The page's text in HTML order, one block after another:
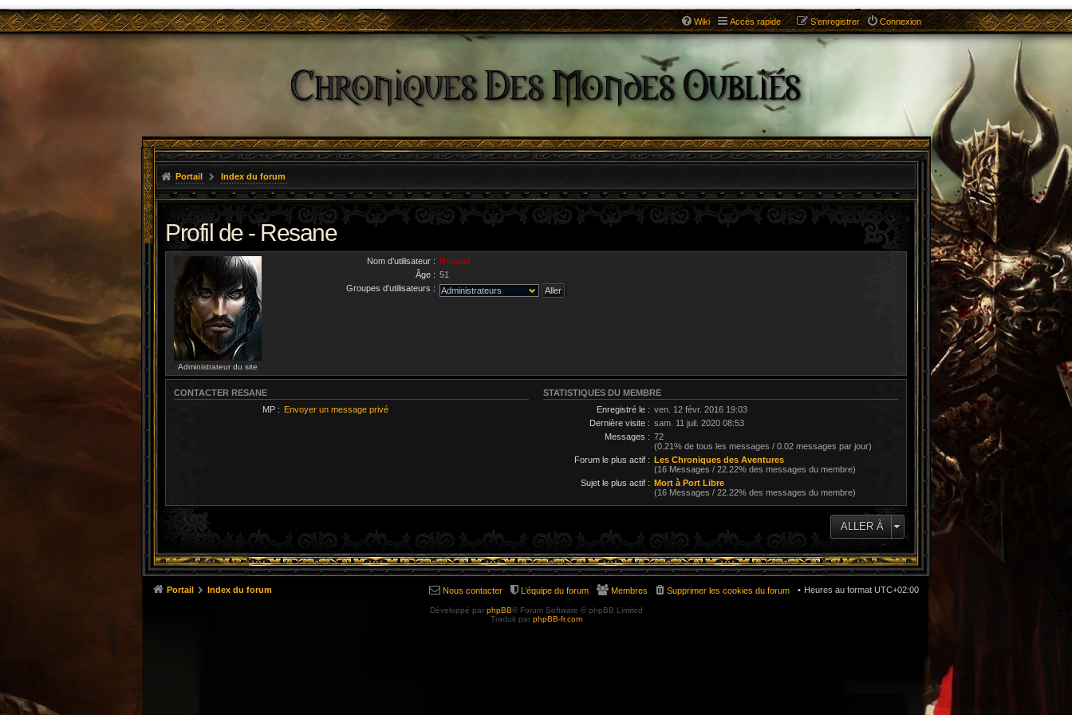
Wiki Accès rapide Connexion
S’enregistrer
Portail Index du forum
Profil de - Resane
Administrateur du site
Nom d’utilisateur : Resane
Âge : 51
Groupes d’utilisateurs :
CONTACTER RESANE
MP : Envoyer un message privé
STATISTIQUES DU MEMBRE
Enregistré le : ven. 12 févr. 2016 19:03
Dernière visite : sam. 11 juil. 2020 08:53
Messages : 72
(0.21% de tous les messages / 0.02 messages par jour)
Forum le plus actif : Les Chroniques des Aventures
(16 Messages / 22.22% des messages du membre)
Sujet le plus actif : Mort à Port Libre
(16 Messages / 22.22% des messages du membre)
ALLER À
Portail Index du forum Heures au format UTC+02:00
Supprimer les cookies du forum
Membres
L’équipe du forum
Nous contacter
Développé par phpBB® Forum Software © phpBB Limited
Traduit par phpBB-fr.com